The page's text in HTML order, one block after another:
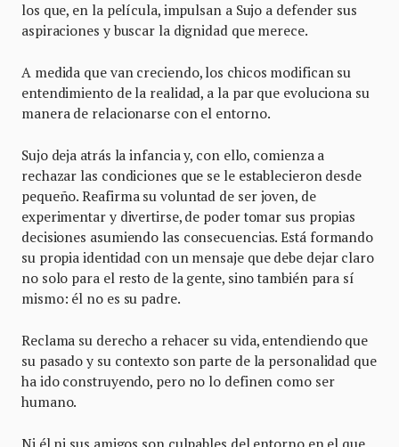
los que, en la película, impulsan a Sujo a defender sus
aspiraciones y buscar la dignidad que merece.
A medida que van creciendo, los chicos modifican su
entendimiento de la realidad, a la par que evoluciona su
manera de relacionarse con el entorno.
Sujo deja atrás la infancia y, con ello, comienza a
rechazar las condiciones que se le establecieron desde
pequeño. Reafirma su voluntad de ser joven, de
experimentar y divertirse, de poder tomar sus propias
decisiones asumiendo las consecuencias. Está formando
su propia identidad con un mensaje que debe dejar claro
no solo para el resto de la gente, sino también para sí
mismo: él no es su padre.
Reclama su derecho a rehacer su vida, entendiendo que
su pasado y su contexto son parte de la personalidad que
ha ido construyendo, pero no lo definen como ser
humano.